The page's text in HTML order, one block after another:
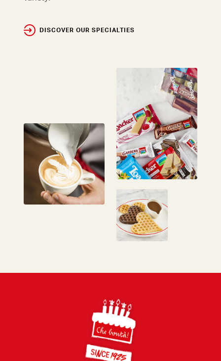
DISCOVER OUR SPECIALTIES